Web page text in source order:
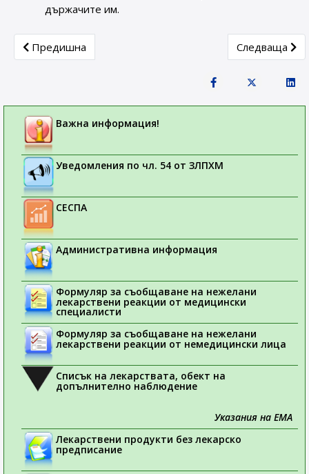
държачите им.
Previous article: Европейската агенция по лекарствата
Предишна Next article:
Следваща
Важна информация!
Уведомления по чл. 54 от ЗЛПХМ
СЕСПА
Административна информация
Формуляр за съобщаване на нежелани
лекарствени реакции от медицински
специалисти
Формуляр за съобщаване на нежелани
лекарствени реакции от немедицински лица
Списък на лекарствата, обект на
допълнително наблюдение
Указания на ЕМА
Лекарствени продукти без лекарско
предписание